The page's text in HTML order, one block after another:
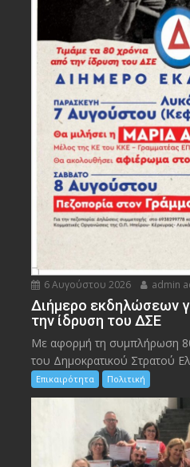
6 Αυγούστου 2026 admin
Διήμερο εκδηλώσεων
την ίδρυση του ΔΣΕ
Με αφορμή τη συμπλήρωση
του Δημοκρατικού Στρατού
Επικαιρότητα Πολιτική